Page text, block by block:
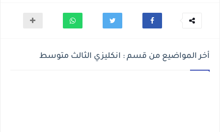
أخر المواضيع من قسم : انكليزي الثالث متوسط